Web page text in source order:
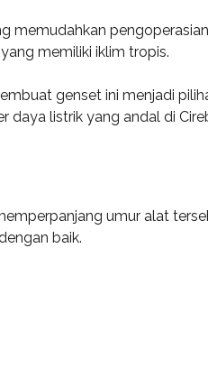
memiliki iklim tropis.
genset ini menjadi
daya listrik yang andal di
umur alat
baik.